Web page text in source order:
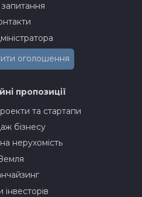
запитання
оголошення
пропозиції
та стартапи
бізнесу
нерухомість
інвесторів